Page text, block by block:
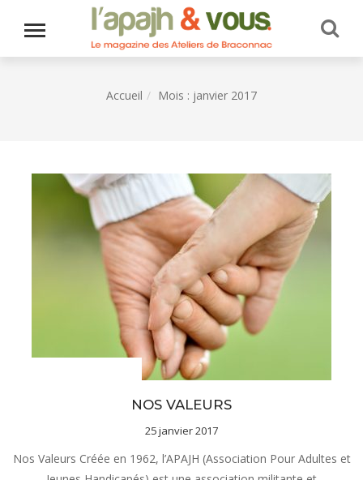
Accueil Mois : janvier 2017
NOS VALEURS
25 janvier 2017
Nos Valeurs Créée en 1962, l’APAJH (Association Pour Adultes et